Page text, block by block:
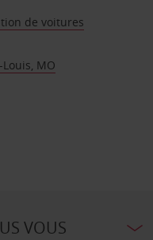
de voitures
MO
VOUS